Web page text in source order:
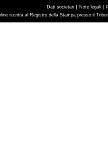
Dati societari Note legali
iscritta al Registro della Stampa presso il